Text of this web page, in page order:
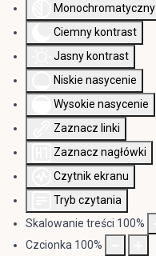
Monochromatyczny
Ciemny kontrast
Jasny kontrast
Niskie nasycenie
Wysokie nasycenie
Zaznacz linki
Zaznacz nagłówki
Czytnik ekranu
Tryb czytania
Skalowanie treści 100%
Czcionka 100%